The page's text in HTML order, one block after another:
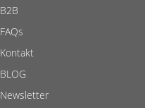
B2B
FAQs
Kontakt
BLOG
Newsletter